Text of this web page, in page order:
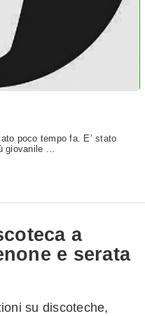
poco tempo fa. E’ stato
giovanile ...
a
e serata
su discoteche,